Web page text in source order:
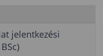
jelentkezési